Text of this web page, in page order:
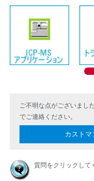
ご不明な点がございまし
でご連絡ください。
カスト
質問をクリックして